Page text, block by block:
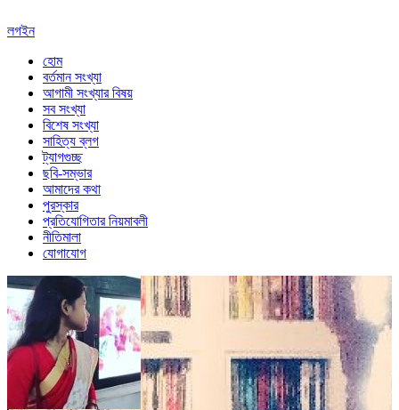
লগইন
হোম
বর্তমান সংখ্যা
আগামী সংখ্যার বিষয়
সব সংখ্যা
বিশেষ সংখ্যা
সাহিত্য ব্লগ
ট্যাগগুচ্ছ
ছবি-সম্ভার
আমাদের কথা
পুরস্কার
প্রতিযোগিতার নিয়মাবলী
নীতিমালা
যোগাযোগ